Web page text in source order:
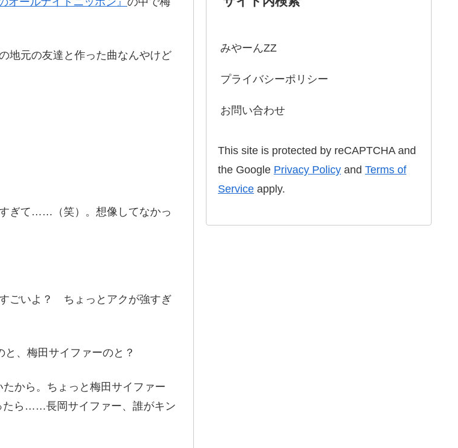
地元の友達と作った曲なんやけど
ぎて……（笑）。想像してなかっ
ごいよ？ ちょっとアクが強すぎ
、梅田サイファーのと？
から。ちょっと梅田サイファー
ら……長岡サイファー、誰がキン
みやーんZZ
プライバシーポリシー
お問い合わせ
This site is protected by reCAPTCHA and
the Google Privacy Policy and Terms of
Service apply.